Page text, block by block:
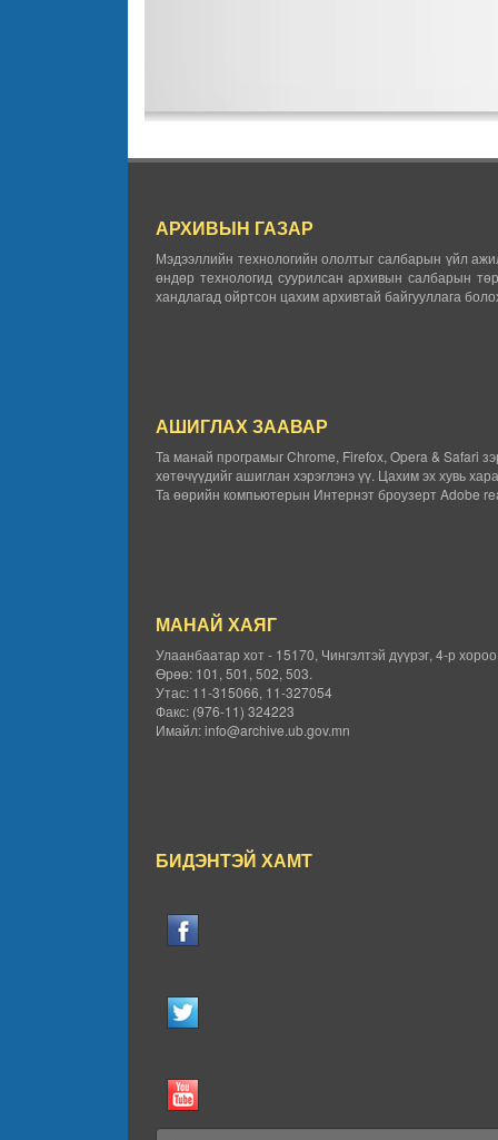
АРХИВЫН ГАЗАР
Мэдээллийн технологийн ололтыг салбарын үйл
өндөр технологид суурилсан архивын салбарын
хандлагад ойртсон цахим архивтай байгууллага
АШИГЛАХ ЗААВАР
Та манай програмыг Chrome, Firefox, Opera & Safari
хөтөчүүдийг ашиглан хэрэглэнэ үү. Цахим эх хувь
Та өөрийн компьютерын Интернэт броузерт Adobe
МАНАЙ ХАЯГ
Улаанбаатар хот - 15170, Чингэлтэй дүүрэг, 4-р
Өрөө: 101, 501, 502, 503.
Утас: 11-315066, 11-327054
Факс: (976-11) 324223
Имайл: info@archive.ub.gov.mn
БИДЭНТЭЙ ХАМТ